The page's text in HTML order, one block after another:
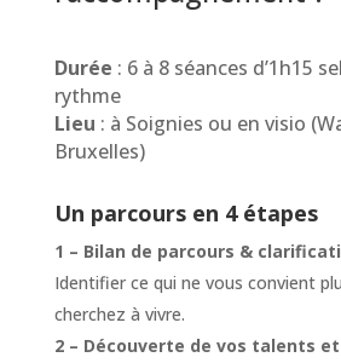
Durée : 6 à 8 séances d’1h15
rythme
Lieu : à Soignies ou en visio
Bruxelles)
Un parcours en 4 étapes
1 – Bilan de parcours &
Identifier ce qui ne vous convient
cherchez à vivre.
2 – Découverte de vos talents